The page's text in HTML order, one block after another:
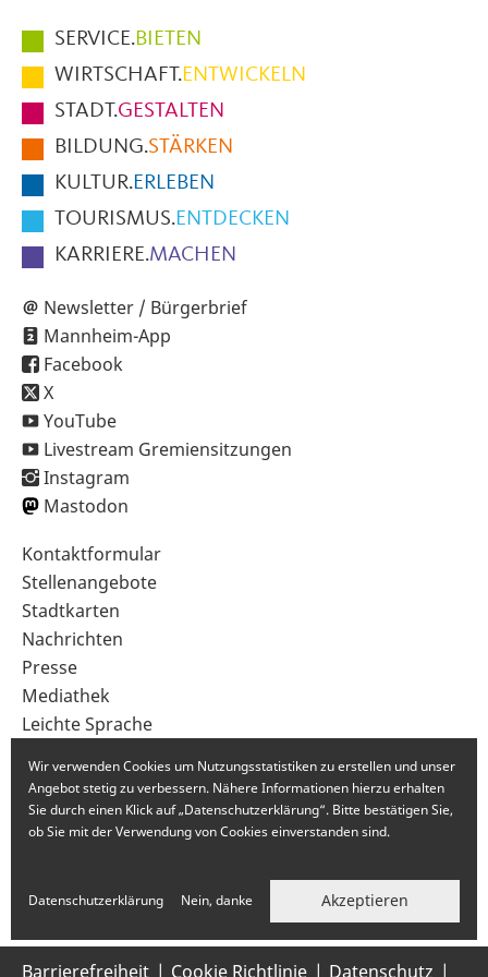
Hauptmenüpunkte
im
Fußbereich
der
Seite
SERVICE.BIETEN
WIRTSCHAFT.ENTWICKELN
STADT.GESTALTEN
BILDUNG.STÄRKEN
KULTUR.ERLEBEN
TOURISMUS.ENTDECKEN
KARRIERE.MACHEN
Newsletter / Bürgerbrief
Mannheim-App
Facebook
X
YouTube
Livestream Gremiensitzungen
Instagram
Mastodon
Sekundärnavigation
im
Fußbereich
Kontaktformular
Stellenangebote
Stadtkarten
Nachrichten
Presse
Mediathek
Leichte Sprache
Barrierefreiheit Cookie Richtlinie Datenschutz
Wir verwenden Cookies um Nutzungsstatistiken zu erstellen und unser
Angebot stetig zu verbessern. Nähere Informationen hierzu erhalten
Sie durch einen Klick auf „Datenschutzerklärung“. Bitte bestätigen Sie,
ob Sie mit der Verwendung von Cookies einverstanden sind.
Datenschutzerklärung Nein, danke Akzeptieren